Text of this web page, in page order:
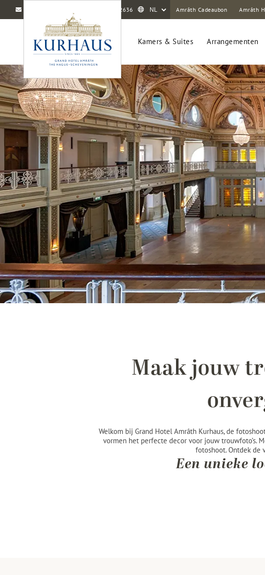
070 416 2636 Amrâth Cadeaubon Amrâth
Kamers & Suites Arrangementen
Maak jouw
Welkom bij Grand Hotel Amrâth Kurhaus, de
vormen het perfecte decor voor jouw trouwfoto’s.
fotoshoot. Ontdek de
Een unieke